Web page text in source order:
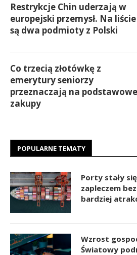
Restrykcje Chin uderzają w
europejski przemysł. Na liście
są dwa podmioty z Polski
Co trzecią złotówkę z
emerytury seniorzy
przeznaczają na podstawowe
zakupy
POPULARNE TEMATY
Porty stały
zapleczem
bardziej
Wzrost
Światowy